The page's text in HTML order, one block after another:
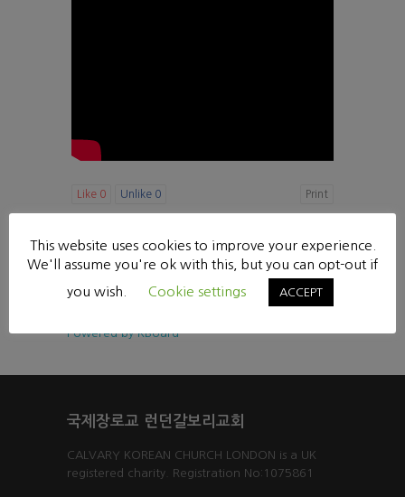
Like 0 Unlike 0 Print
주님의 관심에 우리의 관심을 맞춰! [요한복음 21:14-23] 박병배 목사 2024-03-17 »
List
Powered by KBoard
국제장로교 런던갈보리교회
CALVARY KOREAN CHURCH LONDON is a UK
registered charity. Registration No:1075861
This website uses cookies to improve your experience.
We'll assume you're ok with this, but you can opt-out if
you wish.
Cookie settings ACCEPT